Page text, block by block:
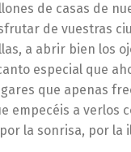
de casas de
de vuestras
a abrir bien los
especial que
que apenas
empecéis a verlos
la sonrisa, por la